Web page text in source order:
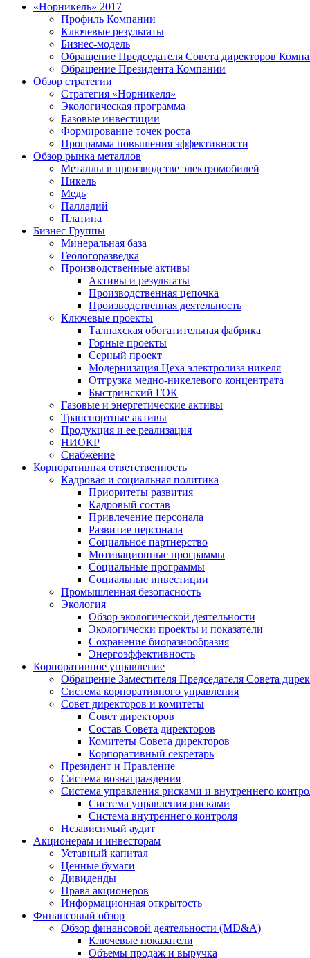
«Норникель» 2017
Профиль Компании
Ключевые результаты
Бизнес-модель
Обращение Председателя Совета директоров
Обращение Президента Компании
Обзор стратегии
Стратегия «Норникеля»
Экологическая программа
Базовые инвестиции
Формирование точек роста
Программа повышения эффективности
Обзор рынка металлов
Металлы в производстве электромобилей
Никель
Медь
Палладий
Платина
Бизнес Группы
Минеральная база
Геологоразведка
Производственные активы
Активы и результаты
Производственная цепочка
Производственная деятельность
Ключевые проекты
Талнахская обогатительная фабрика
Горные проекты
Серный проект
Модернизация Цеха электролиза никеля
Отгрузка медно-никелевого концентрата
Быстринский ГОК
Газовые и энергетические активы
Транспортные активы
Продукция и ее реализация
НИОКР
Снабжение
Корпоративная ответственность
Кадровая и социальная политика
Приоритеты развития
Кадровый состав
Привлечение персонала
Развитие персонала
Социальное партнерство
Мотивационные программы
Социальные программы
Социальные инвестиции
Промышленная безопасность
Экология
Обзор экологической деятельности
Экологически проекты и показатели
Сохранение биоразнообразия
Энергоэффективность
Корпоративное управление
Обращение Заместителя Председателя Совета
Система корпоративного управления
Совет директоров и комитеты
Совет директоров
Состав Совета директоров
Комитеты Совета директоров
Корпоративный секретарь
Президент и Правление
Система вознаграждения
Система управления рисками и внутреннего
Система управления рисками
Система внутреннего контроля
Независимый аудит
Акционерам и инвесторам
Уставный капитал
Ценные бумаги
Дивиденды
Права акционеров
Информационная открытость
Финансовый обзор
Обзор финансовой деятельности (MD&A)
Ключевые показатели
Объемы продаж и выручка